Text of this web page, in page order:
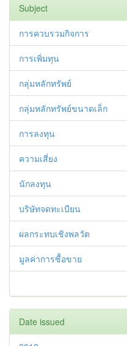
Subject
การควบรวมกิจการ
การเพิ่มทุน
กลุ่มหลักทรัพย์
กลุ่มหลักทรัพย์ขนาดเล็ก
การลงทุน
ความเสี่ยง
นักลงทุน
บริษัทจดทะเบียน
ผลกระทบเชิงพลวัต
มูลค่าการซื้อขาย
Date issued